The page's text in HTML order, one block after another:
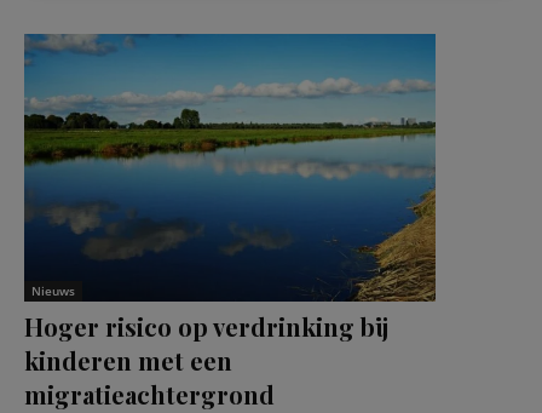
Nieuws
Hoger risico op verdrinking bij
kinderen met een
migratieachtergrond